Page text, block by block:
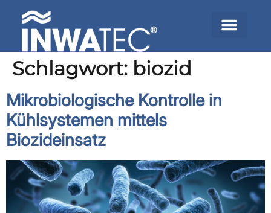
Schlagwort: biozid
Mikrobiologische Kontrolle in
Kühlsystemen mittels
Biozideinsatz